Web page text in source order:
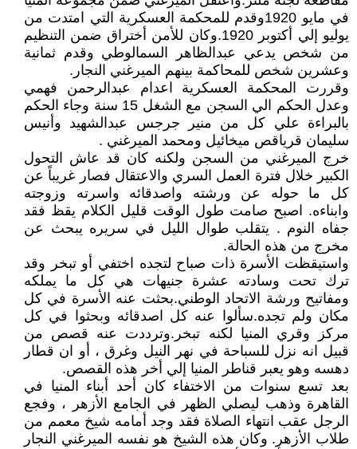
في مايو 1920وقدم للمحكمة العسكرية التي امتدت من
يوليو إلي أكتوبر 1920.وكان للأمن أختراق ضمن التنظيم
من شخص يدعي عبدالظاهر السمالوطي وقدم ثمانية
وعشرين شخص للمحاكمة بينهم الميرغني النجار.
وقررت المحكمة العسكرية اعدام عبدالرحمن فهمي
وعدل الحكم الي السجن مع الشغل 15 سنة وجاء الحكم
بالبراءة علي كل من منير جرجس عبدالشهيد وأنيس
سليمان قرياقص ميخائيل ومحمد الميرغني .
خرج الميرغني من السجن ولكنه كان قد عاش التحول
الكبير خلال فترة العمل السري والاعتقال فصار غريباً عن
كل ما حوله عن ورشته واصدقائه واسرته وزوجته
وابناءه. اصبح صامت طول الوقت قليل الكلام يقظ فقد
جفاه النوم . يتقلب طوال الليل في سريره يبحث عن
مخرج من هذه الحالة.
واستيقظت الأسرة ذات صباح لتجده اختفي أو تبخر وقد
ترك تحت وسادته عشرة جنيهات هي كل ما يملكه
ومفاتيح ورشة الاتحاد الوطني.بحثت عنه الأسرة في كل
مكان ولم تجده.سألوا عنه كل اصدقائه وبحثوا في كل
مركز وقري المنيا لكنه تبخر.وترددت عنه قصص من
قبيل انه نزل للسباحة في نهر النيل وغرق ، أو ان قطار
دهسه وهو يعبر قناطر المنيا إلي أخر هذه القصص.
بعد تسع سنوات من الاختفاء كان أحد أبناء المنيا في
القاهرة وذهب ليصلي الظهر في الجامع الأزهر ، وفجع
الرجل عقب انتهاء الصلاة فقد وجد أمامه شيخ معمم من
طلاب الأزهر. وكان هذه الشيخ هو نفسه الميرغني النجار